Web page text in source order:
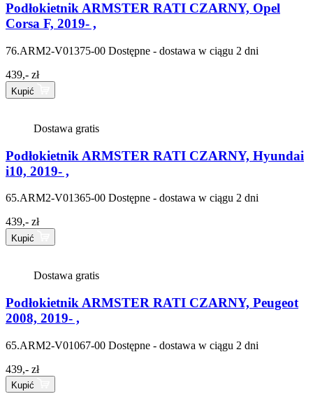
Podłokietnik ARMSTER RATI CZARNY, Opel
Corsa F, 2019- ,
76.ARM2-V01375-00 Dostępne - dostawa w ciągu 2 dni
439,- zł
Kupić
Dostawa gratis
Podłokietnik ARMSTER RATI CZARNY, Hyundai
i10, 2019- ,
65.ARM2-V01365-00 Dostępne - dostawa w ciągu 2 dni
439,- zł
Kupić
Dostawa gratis
Podłokietnik ARMSTER RATI CZARNY, Peugeot
2008, 2019- ,
65.ARM2-V01067-00 Dostępne - dostawa w ciągu 2 dni
439,- zł
Kupić